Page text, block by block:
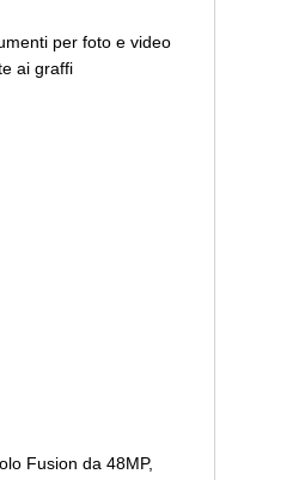
per foto e video
ai graffi
Fusion da 48MP,